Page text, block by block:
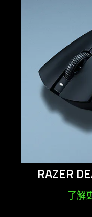
RAZER
了解